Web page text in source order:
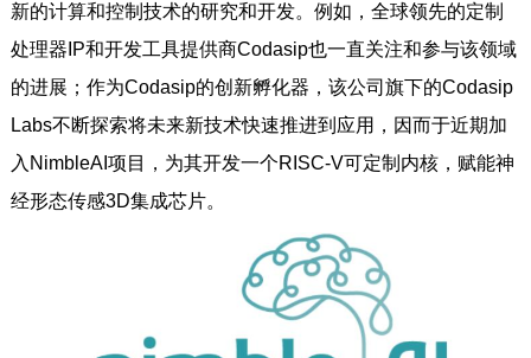
新的计算和控制技术的研究和开发。例如，全球领先的定制
处理器IP和开发工具提供商Codasip也一直关注和参与该领域
的进展；作为Codasip的创新孵化器，该公司旗下的Codasip
Labs不断探索将未来新技术快速推进到应用，因而于近期加
入NimbleAI项目，为其开发一个RISC-V可定制内核，赋能神
经形态传感3D集成芯片。